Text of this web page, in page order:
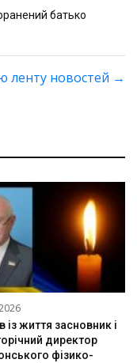
батько
ленту новостей →
із життя засновник і
директор
фізико-